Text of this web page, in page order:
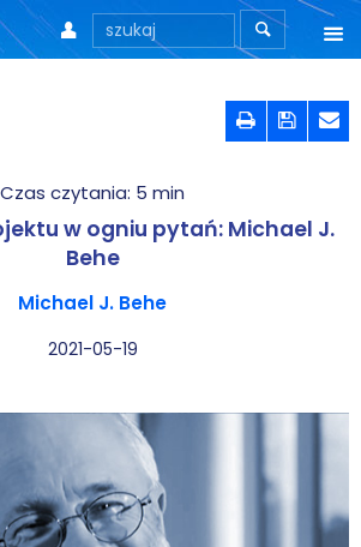

Motto
Aktualności
Teksty
Wprowadzenie
Artykuły
Krytyka teorii ID
Wywiady
 
  
w ogniu pytań: Michael J.
Behe
Czas czytania: 5 min
Michael J. Behe
2021-05-19